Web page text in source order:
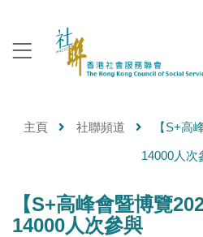
主頁 社聯頻道 【S+高
14000人次
【S+高峰會暨博覽
14000人次參與